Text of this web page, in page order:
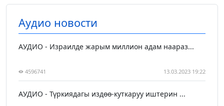
Аудио новости
АУДИО - Израилде жарым миллион адам наараз...
4596741 13.03.2023 19:22
АУДИО - Түркиядагы издөө-куткаруу иштерин ...